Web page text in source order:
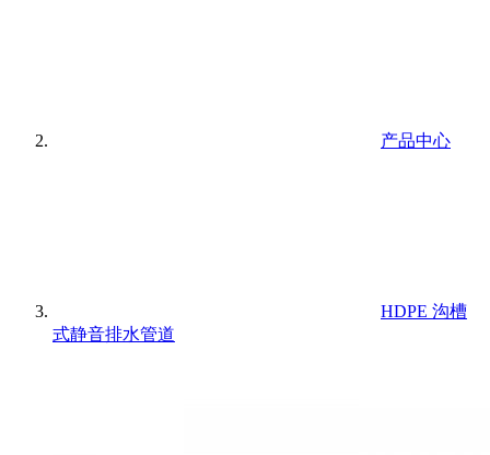
产品中心
HDPE 沟槽
式静音排水管道